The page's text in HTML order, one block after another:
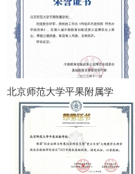
北京师范大学平果附属学